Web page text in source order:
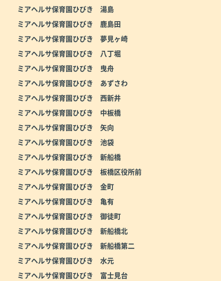
ミアヘルサ保育園ひびき 湯島
ミアヘルサ保育園ひびき 鹿島田
ミアヘルサ保育園ひびき 夢見ヶ崎
ミアヘルサ保育園ひびき 八丁堀
ミアヘルサ保育園ひびき 曳舟
ミアヘルサ保育園ひびき あずさわ
ミアヘルサ保育園ひびき 西新井
ミアヘルサ保育園ひびき 中板橋
ミアヘルサ保育園ひびき 矢向
ミアヘルサ保育園ひびき 池袋
ミアヘルサ保育園ひびき 新船橋
ミアヘルサ保育園ひびき 板橋区役所前
ミアヘルサ保育園ひびき 金町
ミアヘルサ保育園ひびき 亀有
ミアヘルサ保育園ひびき 御徒町
ミアヘルサ保育園ひびき 新船橋北
ミアヘルサ保育園ひびき 新船橋第二
ミアヘルサ保育園ひびき 水元
ミアヘルサ保育園ひびき 富士見台